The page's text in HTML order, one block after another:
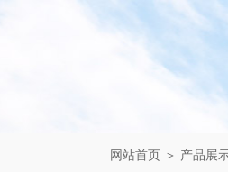
网站首页 ＞ 产品展